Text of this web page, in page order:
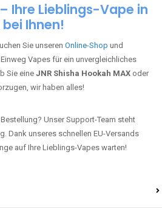
Ihre Lieblings-Vape in
Ihnen!
Sie unseren Online-Shop und
Vapes für ein unvergleichliches
Sie eineJNR Shisha Hookah MAX oder
wir haben alles!
Unser Support-Team steht
Dank unseres schnellen EU-Versands
auf Ihre Lieblings-Vapes warten!